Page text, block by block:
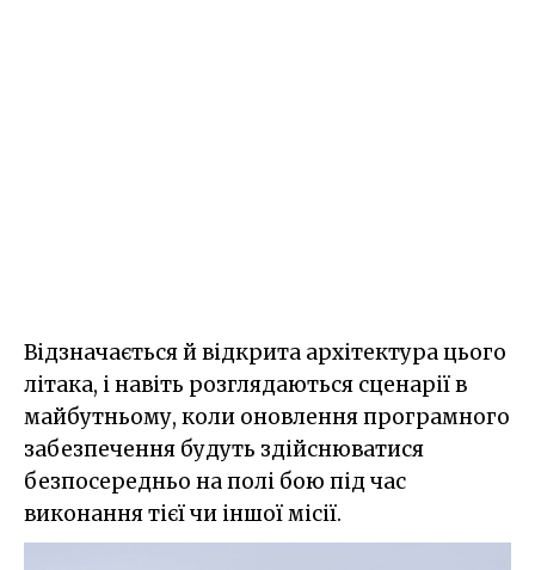
Відзначається й відкрита архітектура цього
літака, і навіть розглядаються сценарії в
майбутньому, коли оновлення програмного
забезпечення будуть здійснюватися
безпосередньо на полі бою під час
виконання тієї чи іншої місії.